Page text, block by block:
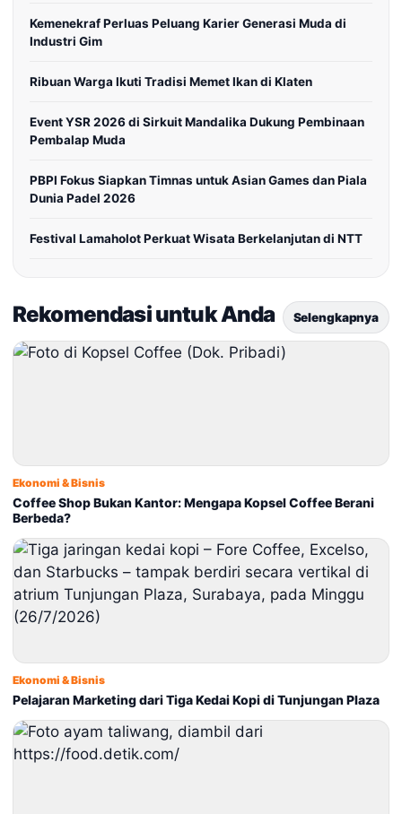
Kemenekraf Perluas Peluang Karier Generasi Muda di
Industri Gim
Ribuan Warga Ikuti Tradisi Memet Ikan di Klaten
Event YSR 2026 di Sirkuit Mandalika Dukung Pembinaan
Pembalap Muda
PBPI Fokus Siapkan Timnas untuk Asian Games dan Piala
Dunia Padel 2026
Festival Lamaholot Perkuat Wisata Berkelanjutan di NTT
Rekomendasi untuk Anda Selengkapnya
Ekonomi & Bisnis
Coffee Shop Bukan Kantor: Mengapa Kopsel Coffee Berani
Berbeda?
Ekonomi & Bisnis
Pelajaran Marketing dari Tiga Kedai Kopi di Tunjungan Plaza